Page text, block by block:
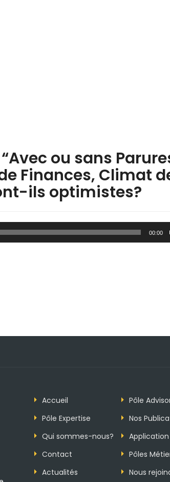
ou sans
Finances, Climat
ils optimistes?
00:00
Accueil
Pôle
Pôle Expertise
Nos
Qui sommes-nous?
Contact
Pôles
Actualités
Nous